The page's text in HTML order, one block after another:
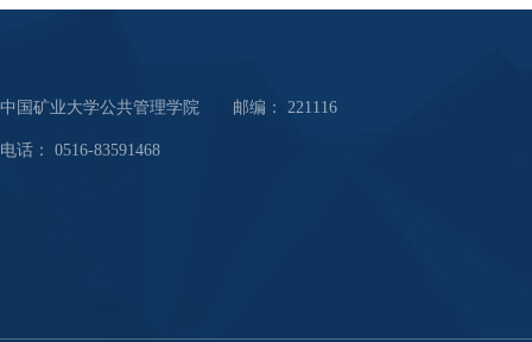
中国矿业大学公共管理学院 邮编： 221116
电话： 0516-83591468